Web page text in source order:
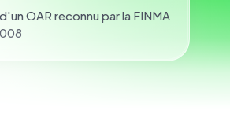
OAR reconnu par la FINMA